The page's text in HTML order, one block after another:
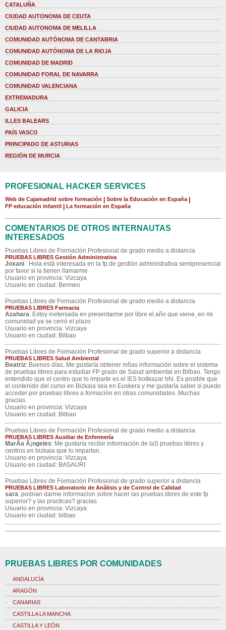
CATALUÑA
CIUDAD AUTONOMA DE CEUTA
CIUDAD AUTONOMA DE MELILLA
COMUNIDAD AUTÓNOMA DE CANTABRIA
COMUNIDAD AUTÓNOMA DE LA RIOJA
COMUNIDAD DE MADRID
COMUNIDAD FORAL DE NAVARRA
COMUNIDAD VALENCIANA
EXTREMADURA
GALICIA
ILLES BALEARS
PAÍS VASCO
PRINCIPADO DE ASTURIAS
REGIÓN DE MURCIA
PROFESIONAL HACKER SERVICES
Web de Cajamadrid sobre formación Sobre la Educación en España
FP educación infantil La formación en España
COMENTARIOS DE OTROS INTERNAUTAS
INTERESADOS
Pruebas Libres de Formación Profesional de grado medio a distancia
PRUEBAS LIBRES Gestión Administrativa
Joxani : Hola está interesada en la fp de gestión administrativa semipresencial
por favor si la tienen llamarme
Usuario en provincia: Vizcaya
Usuario en ciudad: Bermeo
Pruebas Libres de Formación Profesional de grado medio a distancia
PRUEBAS LIBRES Farmacia
Azahara: Estoy inetersada en presentarme por libre el año que viene, en mi
comunidad ya se cerró el plazo
Usuario en provincia: Vizcaya
Usuario en ciudad: Bilbao
Pruebas Libres de Formación Profesional de grado superior a distancia
PRUEBAS LIBRES Salud Ambiental
Beatriz: Buenos días, Me gustaría obtener mñas información sobre el sistema
de pruebas libres para estudiar FP grado de Salud ambiental en Bilbao. Tengo
entendido que el centro que lo imparte es el IES botikazar bhi. Es posible que
el contenido del curso en Bizkaia sea en Euskera y me gustaría saber si puedo
acceder por pruebas libres a formación en otras comunidades. Muchas
gracias.
Usuario en provincia: Vizcaya
Usuario en ciudad: Bilbao
Pruebas Libres de Formación Profesional de grado medio a distancia
PRUEBAS LIBRES Auxiliar de Enfermería
MarÃ­a Ã¡ngeles: Me gustaría recibir información de laS pruebas libres y
centros en bizkaia que lo impartan.
Usuario en provincia: Vizcaya
Usuario en ciudad: BASAURI
Pruebas Libres de Formación Profesional de grado superior a distancia
PRUEBAS LIBRES Laboratorio de Análisis y de Control de Calidad
sara: podrian darme informacion sobre hacer las pruebas libres de este fp
superior? y las practicas? gracias
Usuario en provincia: Vizcaya
Usuario en ciudad: bilbao
PRUEBAS LIBRES POR COMUNIDADES
ANDALUCÍA
ARAGÓN
CANARIAS
CASTILLA LA MANCHA
CASTILLA Y LEÓN